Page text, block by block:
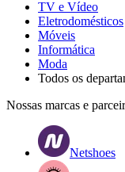
TV e Vídeo
Eletrodomésticos
Móveis
Informática
Moda
Todos os
Nossas marcas e
Netshoes